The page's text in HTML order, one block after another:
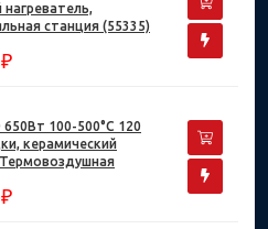
нагреватель,
станция (55335)
₽
100-500°C 120
керамический
₽